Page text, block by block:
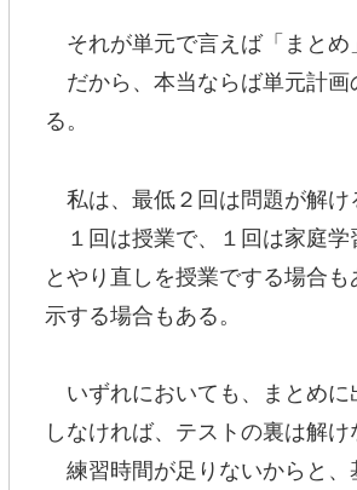
それが単元で言えば「まとめ
だから、本当ならば単元計
る。
私は、最低２回は問題が解け
１回は授業で、１回は家庭
とやり直しを授業でする場合
示する場合もある。
いずれにおいても、まとめ
しなければ、テストの裏は解け
練習時間が足りないからと